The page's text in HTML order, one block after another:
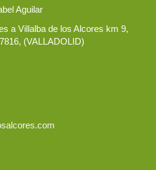
Aguilar
a Villalba de los Alcores km 9,
, (VALLADOLID)